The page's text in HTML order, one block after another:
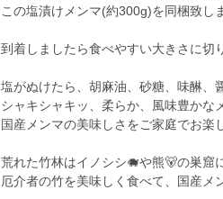
この塩漬けメンマ(約300g)を同梱致し
到着しましたら食べやすい大きさに切
塩がぬけたら、胡麻油、砂糖、味醂、
シャキシャキッ、柔らか、風味豊かな
国産メンマの美味しさをご家庭でお楽
荒れた竹林はイノシシ🐗や熊🐻の巣窟
厄介者の竹を美味しく食べて、国産メ